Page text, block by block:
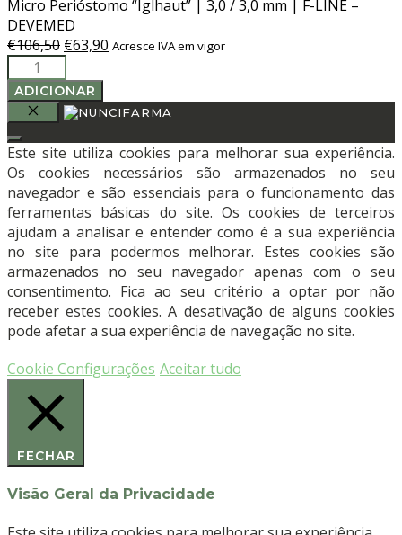
Micro Perióstomo “Iglhaut” | 3,0 / 3,0 mm | F-LINE –
DEVEMED
€106,50 O
original
era:
€106,50.
€63,90 O
é:
€63,90.
Acresce IVA em vigor
Quantidade
de
Micro
Perióstomo
"Iglhaut"
|
3,0
/
3,0
mm
|
F-
LINE
-
DEVEMED
ADICIONAR
Este site utiliza cookies para melhorar sua experiência.
Os cookies necessários são armazenados no seu
navegador e são essenciais para o funcionamento das
ferramentas básicas do site. Os cookies de terceiros
ajudam a analisar e entender como é a sua experiência
no site para podermos melhorar. Estes cookies são
armazenados no seu navegador apenas com o seu
consentimento. Fica ao seu critério a optar por não
receber estes cookies. A desativação de alguns cookies
pode afetar a sua experiência de navegação no site.
Cookie Configurações Aceitar tudo
FECHAR
Visão Geral da Privacidade